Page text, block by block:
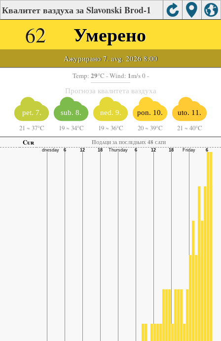
Квалитет ваздуха за Slavonski Brod-1
62 Умерено
Ажурирано 7. avg. 2026 8:00
Temp: 29°C - Wind: 1m/s 0 -
Прогноза квалитета ваздуха
pet. 7.
21 ~ 37°C
sub. 8.
19 ~ 34°C
ned. 9.
19 ~ 36°C
pon. 10.
20 ~ 39°C
uto. 11.
21 ~ 40°C
Cur
Подаци за последњих 48 сати